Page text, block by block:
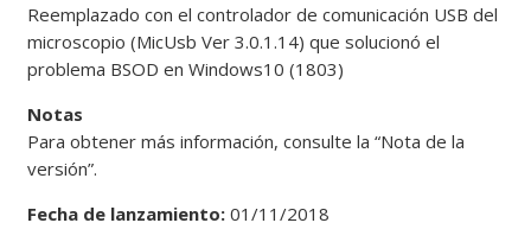
Reemplazado con el controlador de comunicación USB del
microscopio (MicUsb Ver 3.0.1.14) que solucionó el
problema BSOD en Windows10 (1803)
Notas
Para obtener más información, consulte la “Nota de la
versión”.
Fecha de lanzamiento: 01/11/2018